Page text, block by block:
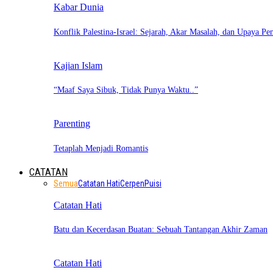
Kabar Dunia
Konflik Palestina-Israel: Sejarah, Akar Masalah, dan Upaya
Kajian Islam
“Maaf Saya Sibuk, Tidak Punya Waktu..”
Parenting
Tetaplah Menjadi Romantis
CATATAN
SemuaCatatan HatiCerpenPuisi
Catatan Hati
Batu dan Kecerdasan Buatan: Sebuah Tantangan Akhir Zaman
Catatan Hati